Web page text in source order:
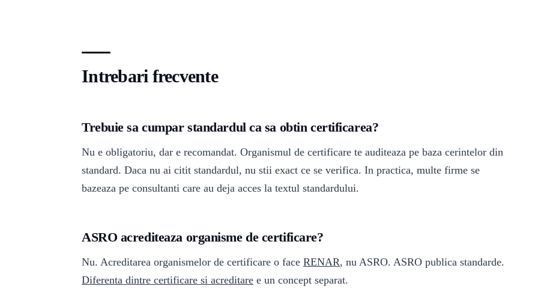
Intrebari frecvente
Trebuie sa cumpar standardul ca sa obtin certificarea?
Nu e obligatoriu, dar e recomandat. Organismul de certificare te auditeaza pe baza cerintelor din
standard. Daca nu ai citit standardul, nu stii exact ce se verifica. In practica, multe firme se
bazeaza pe consultanti care au deja acces la textul standardului.
ASRO acrediteaza organisme de certificare?
Nu. Acreditarea organismelor de certificare o face RENAR, nu ASRO. ASRO publica standarde.
Diferenta dintre certificare si acreditare e un concept separat.